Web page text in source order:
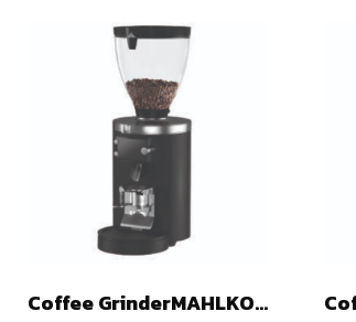
Coffee GrinderMAHLKONIGE80GBW(B)